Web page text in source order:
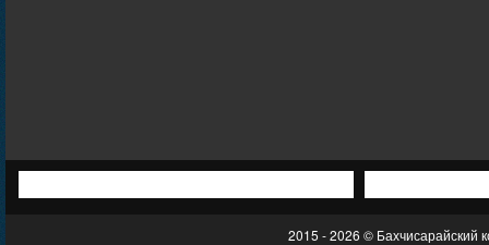
2015 - 2026 © Бахчисарайский